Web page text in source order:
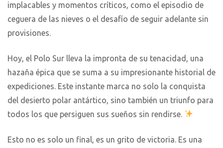
implacables y momentos críticos, como el episodio de
ceguera de las nieves o el desafío de seguir adelante sin
provisiones.
Hoy, el Polo Sur lleva la impronta de su tenacidad, una
hazaña épica que se suma a su impresionante historial de
expediciones. Este instante marca no solo la conquista
del desierto polar antártico, sino también un triunfo para
todos los que persiguen sus sueños sin rendirse.
Esto no es solo un final, es un grito de victoria. Es una